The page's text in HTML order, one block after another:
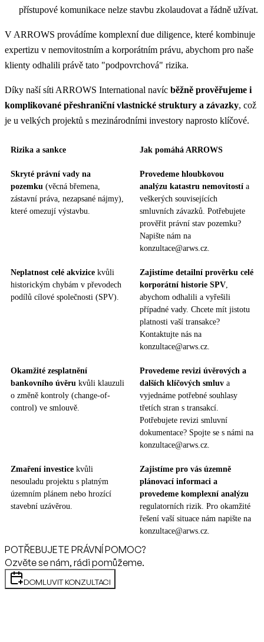
přístupové komunikace nelze stavbu zkolaudovat a řádně užívat.
V ARROWS provádíme komplexní due diligence, které kombinuje
expertizu v nemovitostním a korporátním právu, abychom pro naše
klienty odhalili právě tato "podpovrchová" rizika.
Díky naší síti ARROWS International navíc běžně prověřujeme i
komplikované přeshraniční vlastnické struktury a závazky, což
je u velkých projektů s mezinárodními investory naprosto klíčové.
Rizika a sankce Jak pomáhá ARROWS
Skryté právní vady na
pozemku (věcná břemena,
zástavní práva, nezapsané nájmy),
které omezují výstavbu.
Provedeme hloubkovou
analýzu katastru nemovitostí a
veškerých souvisejících
smluvních závazků. Potřebujete
prověřit právní stav pozemku?
Napište nám na
konzultace@arws.cz.
Neplatnost celé akvizice kvůli
historickým chybám v převodech
podílů cílové společnosti (SPV).
Zajistíme detailní prověrku celé
korporátní historie SPV
abychom odhalili a vyřešili
případné vady. Chcete mít jistotu
platnosti vaší transakce?
Kontaktujte nás na
konzultace@arws.cz.
Okamžité zesplatnění
bankovního úvěru kvůli klauzuli
o změně kontroly (change-of-
control) ve smlouvě.
Provedeme revizi úvěrových a
dalších klíčových smluv a
vyjednáme potřebné souhlasy
třetích stran s transakcí.
Potřebujete revizi smluvní
dokumentace? Spojte se s námi na
konzultace@arws.cz.
Zmaření investice kvůli
nesouladu projektu s platným
územním plánem nebo hrozící
stavební uzávěrou.
Zajistíme pro vás územně
plánovací informaci a
provedeme komplexní analýzu
regulatorních rizik. Pro okamžité
řešení vaší situace nám napište na
konzultace@arws.cz.
POTŘEBUJETE PRÁVNÍ POMOC?
Ozvěte se nám, rádi pomůžeme.
DOMLUVIT KONZULTACI